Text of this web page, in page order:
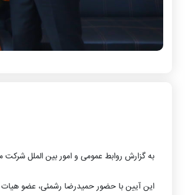
به گزارش روابط عمومی و امور بین الملل
این آیین با حضور حمیدرضا رشمئی، عضو